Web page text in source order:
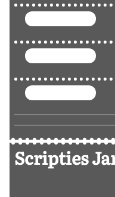
Scripties